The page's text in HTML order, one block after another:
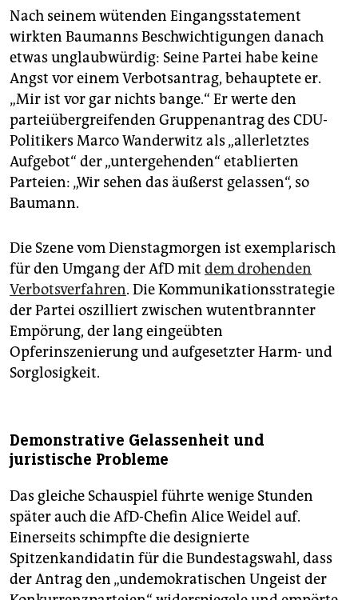
Nach seinem wütenden Eingangsstatement
wirkten Baumanns Beschwichtigungen danach
etwas unglaubwürdig: Seine Partei habe keine
Angst vor einem Verbotsantrag, behauptete er.
„Mir ist vor gar nichts bange.“ Er werte den
parteiübergreifenden Gruppenantrag des CDU-
Politikers Marco Wanderwitz als „allerletztes
Aufgebot“ der „untergehenden“ etablierten
Parteien: „Wir sehen das äußerst gelassen“, so
Baumann.
Die Szene vom Dienstagmorgen ist exem­plarisch
für den Umgang der AfD mit dem drohenden
Verbotsverfahren. Die Kommunikationsstrategie
der Partei oszilliert zwischen wutentbrannter
Empörung, der lang eingeübten
Opferinszenierung und aufgesetzter Harm- und
Sorglosigkeit.
Demonstrative Gelassenheit und
juristische Probleme
Das gleiche Schauspiel führte wenige Stunden
später auch die AfD-Chefin Alice Weidel auf.
Einerseits schimpfte die designierte
Spitzenkandidatin für die Bundestagswahl, dass
der Antrag den „undemokratischen Ungeist der